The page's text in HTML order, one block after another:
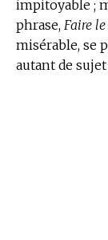
impitoyable ;
phrase, Faire
misérable, se
autant de